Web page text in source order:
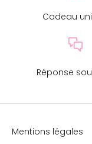
Cadeau
Réponse
Mentions légales